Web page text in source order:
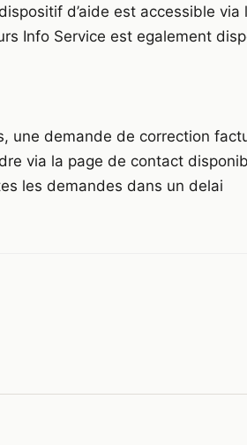
d’aide est accessible via
Info Service est egalement
une demande de correction
via la page de contact
les demandes dans un delai